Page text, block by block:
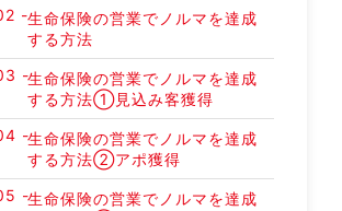
生命保険の営業でノルマを達成
する方法
生命保険の営業でノルマを達成
する方法①見込み客獲得
生命保険の営業でノルマを達成
する方法②アポ獲得
生命保険の営業でノルマを達成